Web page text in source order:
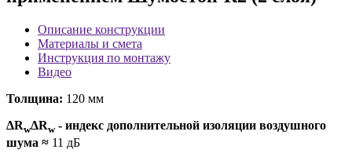
Описание конструкции
Материалы и смета
Инструкция по монтажу
Видео
Толщина: 120 мм
ΔRwΔRw- индекс дополнительной изоляции воздушного
шума ≈ 11 дБ